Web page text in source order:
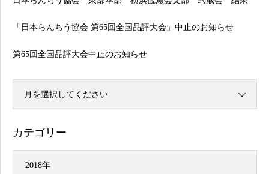
「日本らんちう協会 第65回全国品評大会」中止のお知らせ
第65回全国品評大会中止のお知らせ
月を選択してください
カテゴリー
2018年